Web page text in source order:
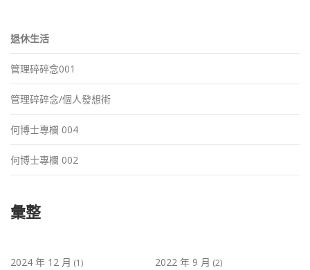
退休生活
管理碎碎念001
管理碎碎念/個人發想術
何博士專欄 004
何博士專欄 002
彙整
2024 年 12 月 (1) 2022 年 9 月 (2)